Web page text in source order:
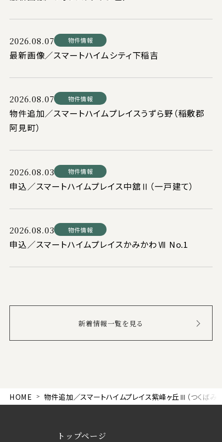
2026.08.07 物件情報
最新画像／スマートハイムシティ下稲吉
2026.08.07 物件情報
物件追加／スマートハイムプレイスうずら野（稲敷郡
阿見町）
2026.08.03 物件情報
申込／スマートハイムプレイス中舘Ⅱ（一戸建て）
2026.08.03 物件情報
申込／スマートハイムプレイスかみかわⅦ No.1
新着情報一覧を見る
HOME 物件追加／スマートハイムプレイス紫峰ヶ丘Ⅲ（つくばみ
トップページ